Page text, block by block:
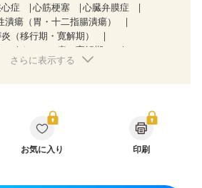
症 心筋梗塞
心臓弁膜症
潰瘍（胃・十二指腸潰瘍）
（移行期・寛解期）
クローン病（寛解期）
CKD（ステージ１）
なる（初期）
妊娠高血圧(中期)
後（母乳）
さらに表示する
お気に入り 印刷